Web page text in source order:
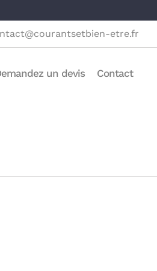
etre.fr
un devis Contact